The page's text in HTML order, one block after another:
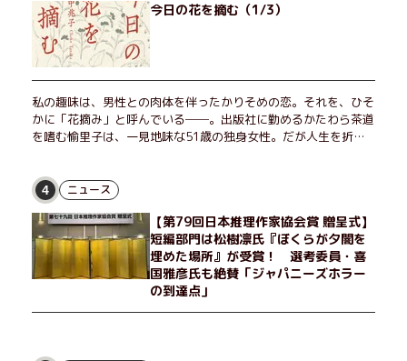
今日の花を摘む（1/3）
私の趣味は、男性との肉体を伴ったかりそめの恋。それを、ひそ
かに「花摘み」と呼んでいる──。出版社に勤めるかたわら茶道
を嗜む愉里子は、一見地味な51歳の独身女性。だが人生を折り
せる男が現れた。茶の湯の粋人、70歳の万江島だ。だが彼に
は、ある秘密があった……。自分の心と身体を偽らない女たちの
姿と、その連帯を描く。赤裸々にして切実な、セクシュアリティ
をめぐる物語。
4 ニュース
【第79回日本推理作家協会賞 贈呈式】
短編部門は松樹凛氏『ぼくらが夕闇を
埋めた場所』が受賞！ 選考委員・喜
国雅彦氏も絶賛「ジャパニーズホラー
の到達点」